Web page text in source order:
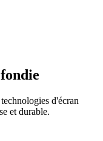
d'écran
et durable.